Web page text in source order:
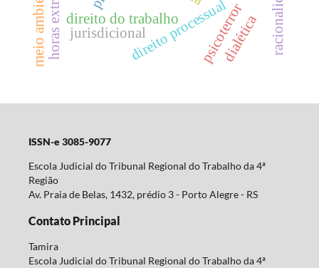
direito do trabalhodireito processual
horas extras psicoterror
dialética
jurisdicional
ISSN-e 3085-9077
Escola Judicial do Tribunal Regional do Trabalho da 4ª
Região
Av. Praia de Belas, 1432, prédio 3 - Porto Alegre - RS
Contato Principal
Tamira
Escola Judicial do Tribunal Regional do Trabalho da 4ª